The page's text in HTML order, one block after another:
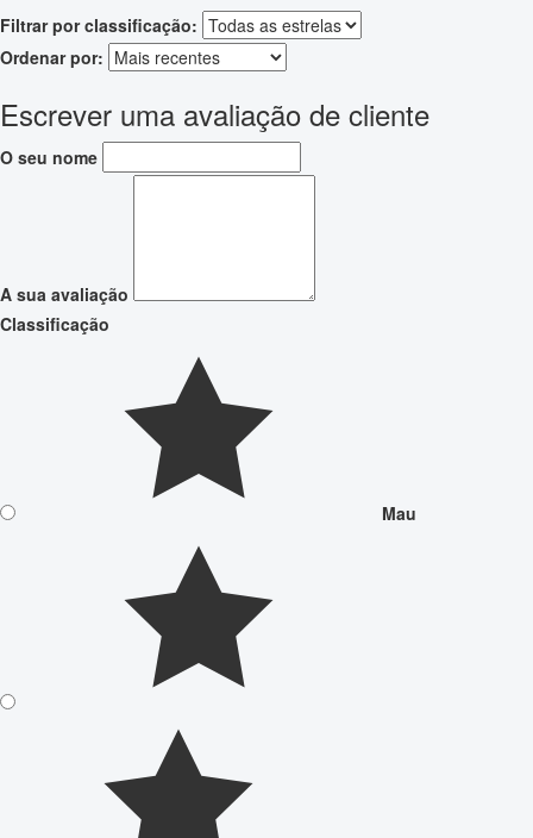
Filtrar por classificação:
Ordenar por:
Escrever uma avaliação de cliente
O seu nome
A sua avaliação
Classificação
Mau